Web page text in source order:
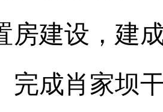
房建设，建
完成肖家坝